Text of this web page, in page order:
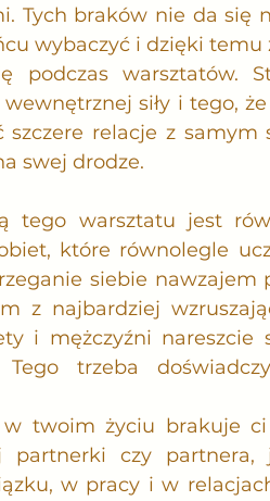
Tych braków nie da się
wybaczyć i dzięki temu
podczas warsztatów.
siły i tego,
szczere relacje z
swej drodze.
tego warsztatu jest
które równolegle
siebie nawzajem
z najbardziej
i mężczyźni
Tego trzeba
w twoim życiu brakuje
partnerki czy
w pracy i w